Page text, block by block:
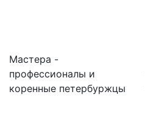
Мастера -
профессионалы и
коренные петербуржцы